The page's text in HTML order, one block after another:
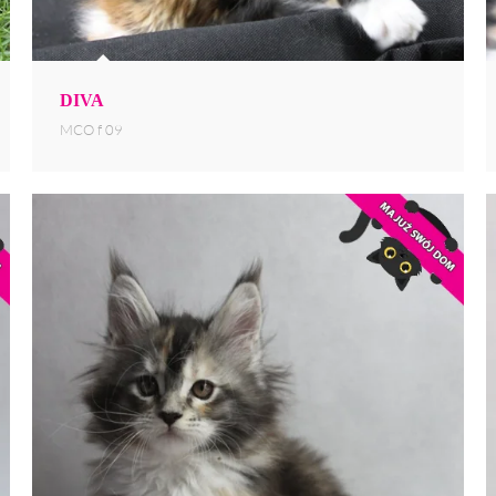
DIVA
MCO f 09